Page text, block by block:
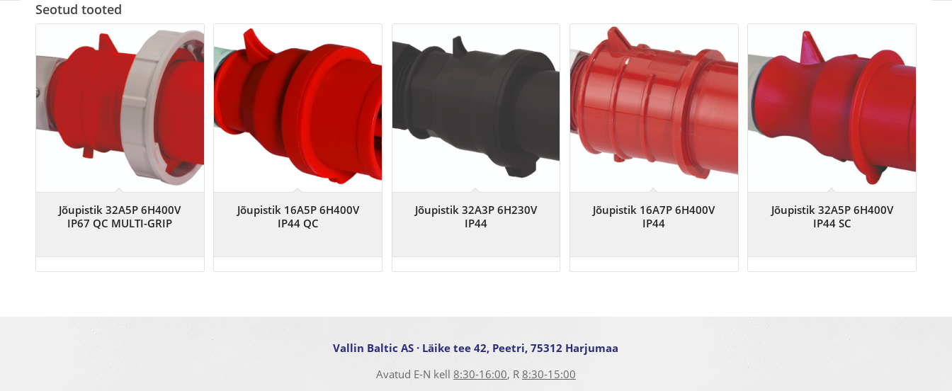
Seotud tooted
Jõupistik 32A5P 6H400V
IP67 QC MULTI-GRIP
Jõupistik 16A5P 6H400V
IP44 QC
Jõupistik 32A3P 6H230V
IP44
Jõupistik 16A7P 6H400V
IP44
Jõupistik 32A5P 6H400V
IP44 SC
Vallin Baltic AS · Läike tee 42, Peetri, 75312 Harjumaa
Avatud E-N kell 8:30-16:00, R 8:30-15:00